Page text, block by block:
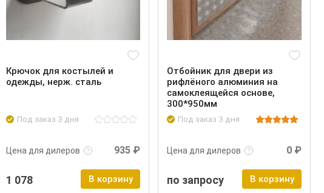
Крючок для костылей и
одежды, нерж. сталь
Под заказ 3 дня
Цена для дилеров
Подробнее Войти
935 ₽
1 078 В корзину
Отбойник для двери из
рифлёного алюминия на
самоклеящейся основе,
300*950мм
Под заказ 3 дня
Цена для дилеров
Подробнее Войти
0 ₽
по запросу В корзину